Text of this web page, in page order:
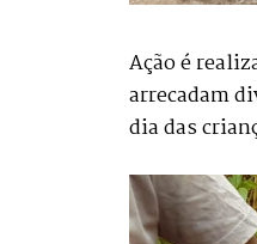
Ação é
arrecadam
dia das